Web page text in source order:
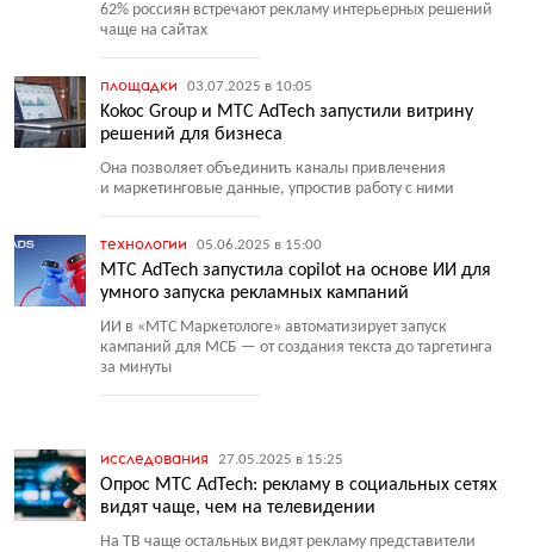
62% россиян встречают рекламу интерьерных решений
чаще на сайтах
площадки 03.07.2025 в 10:05
Kokoc Group и МТС AdTech запустили витрину
решений для бизнеса
Она позволяет объединить каналы привлечения
и маркетинговые данные, упростив работу с ними
технологии 05.06.2025 в 15:00
МТС AdTech запустила copilot на основе ИИ для
умного запуска рекламных кампаний
ИИ в «МТС Маркетологе» автоматизирует запуск
кампаний для МСБ — от создания текста до таргетинга
за минуты
исследования 27.05.2025 в 15:25
Опрос МТС AdTech: рекламу в социальных сетях
видят чаще, чем на телевидении
На ТВ чаще остальных видят рекламу представители